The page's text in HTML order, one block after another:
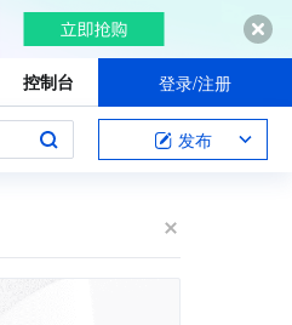
控制台 登录/注册
发布